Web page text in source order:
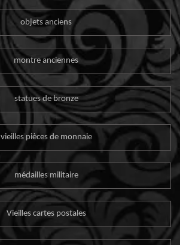
objets anciens
montre anciennes
statues de bronze
vieilles pièces de monnaie
médailles militaire
Vieilles cartes postales